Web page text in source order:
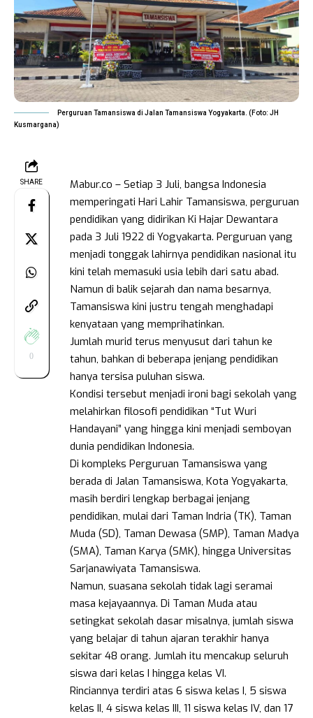
Perguruan Tamansiswa di Jalan Tamansiswa Yogyakarta. (Foto: JH
Kusmargana)
SHARE
0
Mabur.co – Setiap 3 Juli, bangsa Indonesia
memperingati Hari Lahir Tamansiswa, perguruan
pendidikan yang didirikan Ki Hajar Dewantara
pada 3 Juli 1922 di Yogyakarta. Perguruan yang
menjadi tonggak lahirnya pendidikan nasional itu
kini telah memasuki usia lebih dari satu abad.
Namun di balik sejarah dan nama besarnya,
Tamansiswa kini justru tengah menghadapi
kenyataan yang memprihatinkan.
Jumlah murid terus menyusut dari tahun ke
tahun, bahkan di beberapa jenjang pendidikan
hanya tersisa puluhan siswa.
Kondisi tersebut menjadi ironi bagi sekolah yang
melahirkan filosofi pendidikan “Tut Wuri
Handayani” yang hingga kini menjadi semboyan
dunia pendidikan Indonesia.
Di kompleks Perguruan Tamansiswa yang
berada di Jalan Tamansiswa, Kota Yogyakarta,
masih berdiri lengkap berbagai jenjang
pendidikan, mulai dari Taman Indria (TK), Taman
Muda (SD), Taman Dewasa (SMP), Taman Madya
(SMA), Taman Karya (SMK), hingga Universitas
Sarjanawiyata Tamansiswa.
Namun, suasana sekolah tidak lagi seramai
masa kejayaannya. Di Taman Muda atau
setingkat sekolah dasar misalnya, jumlah siswa
yang belajar di tahun ajaran terakhir hanya
sekitar 48 orang. Jumlah itu mencakup seluruh
siswa dari kelas I hingga kelas VI.
Rinciannya terdiri atas 6 siswa kelas I, 5 siswa
kelas II, 4 siswa kelas III, 11 siswa kelas IV, dan 17